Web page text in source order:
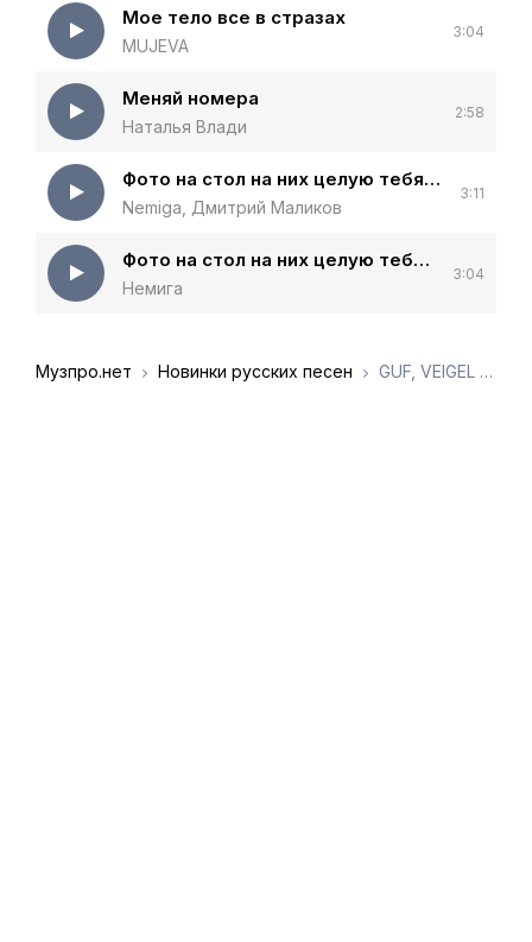
Мое тело все в стразах
MUJEVA
3:04
Меняй номера
Наталья Влади
2:58
Фото на стол на них целую тебя молча без слов
Nemiga, Дмитрий Маликов
3:11
Фото на стол на них целую тебя молча без слов
Немига
3:04
Музпро.нет Новинки русских песен GUF, VEIGEL - Молча